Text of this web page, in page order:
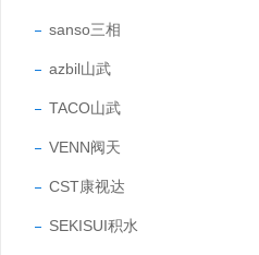
sanso三相
azbil山武
TACO山武
VENN阀天
CST康视达
SEKISUI积水